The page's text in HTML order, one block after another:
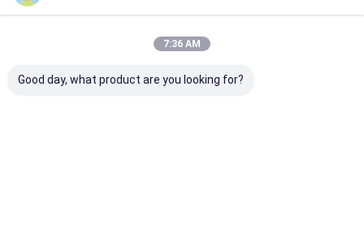
7:36 AM
Good day, what product are you looking for?